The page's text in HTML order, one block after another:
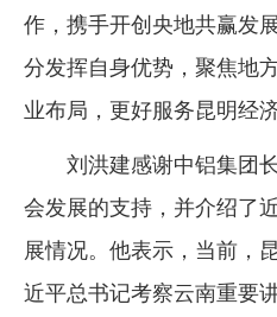
作，携手开创央地共赢发
分发挥自身优势，聚焦地
业布局，更好服务昆明经
刘洪建感谢中铝集团
会发展的支持，并介绍了
展情况。他表示，当前，
近平总书记考察云南重要